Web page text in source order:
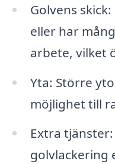
Golvens
eller har
arbete, vilket
Yta: Större
möjlighet till
Extra
golvlackering